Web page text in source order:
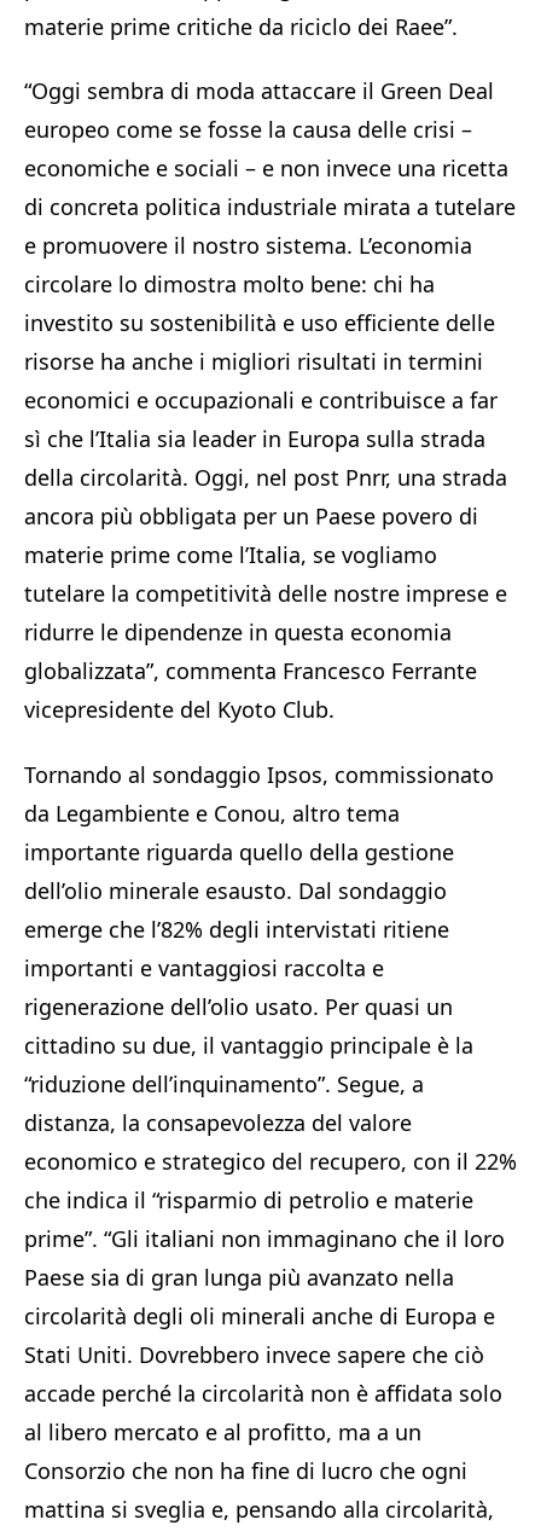
materie prime critiche da riciclo dei Raee”.
“Oggi sembra di moda attaccare il Green Deal
europeo come se fosse la causa delle crisi –
economiche e sociali – e non invece una ricetta
di concreta politica industriale mirata a tutelare
e promuovere il nostro sistema. L’economia
circolare lo dimostra molto bene: chi ha
investito su sostenibilità e uso efficiente delle
risorse ha anche i migliori risultati in termini
economici e occupazionali e contribuisce a far
sì che l’Italia sia leader in Europa sulla strada
della circolarità. Oggi, nel post Pnrr, una strada
ancora più obbligata per un Paese povero di
materie prime come l’Italia, se vogliamo
tutelare la competitività delle nostre imprese e
ridurre le dipendenze in questa economia
globalizzata”, commenta Francesco Ferrante
vicepresidente del Kyoto Club.
Tornando al sondaggio Ipsos, commissionato
da Legambiente e Conou, altro tema
importante riguarda quello della gestione
dell’olio minerale esausto. Dal sondaggio
emerge che l’82% degli intervistati ritiene
importanti e vantaggiosi raccolta e
rigenerazione dell’olio usato. Per quasi un
cittadino su due, il vantaggio principale è la
“riduzione dell’inquinamento”. Segue, a
distanza, la consapevolezza del valore
economico e strategico del recupero, con il 22%
che indica il “risparmio di petrolio e materie
prime”. “Gli italiani non immaginano che il loro
Paese sia di gran lunga più avanzato nella
circolarità degli oli minerali anche di Europa e
Stati Uniti. Dovrebbero invece sapere che ciò
accade perché la circolarità non è affidata solo
al libero mercato e al profitto, ma a un
Consorzio che non ha fine di lucro che ogni
mattina si sveglia e, pensando alla circolarità,